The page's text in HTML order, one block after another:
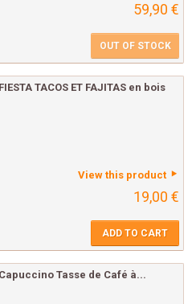
59,90 €
OUT OF STOCK
TACOS ET FAJITAS en bois
View this product
19,00 €
ADD TO CART
Tasse de Café à...